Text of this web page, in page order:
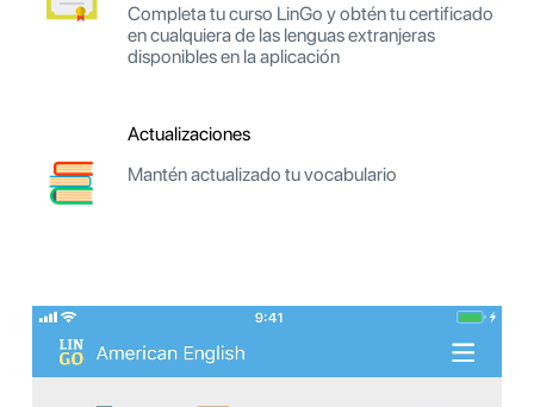
Completa tu curso LinGo y obtén tu certificado
en cualquiera de las lenguas extranjeras
disponibles en la aplicación
Actualizaciones
Mantén actualizado tu vocabulario